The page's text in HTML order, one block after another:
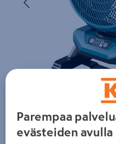
Parempaa
evästeiden avulla